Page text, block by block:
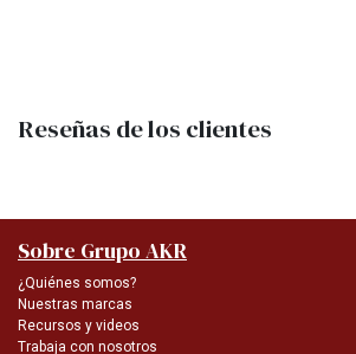
Reseñas de los clientes
Sobre Grupo AKR
¿Quiénes somos?
Nuestras marcas
Recursos y videos
Trabaja con nosotros